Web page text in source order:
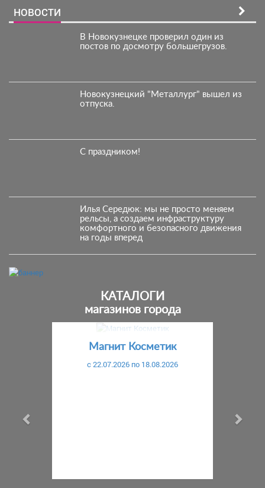
НОВОСТИ
В Новокузнецке проверил один из
постов по досмотру большегрузов.
Новокузнецкий "Металлург" вышел из
отпуска.
С праздником!
Илья Середюк: мы не просто меняем
рельсы, а создаем инфраструктуру
комфортного и безопасного движения
на годы вперед
КАТАЛОГИ
магазинов города
Магнит Косметик
c 22.07.2026 по 18.08.2026